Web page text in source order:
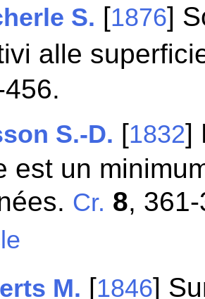
S. [1876]
alle
S.-D. [1832]
est un
Cr. 8,
M. [1846]